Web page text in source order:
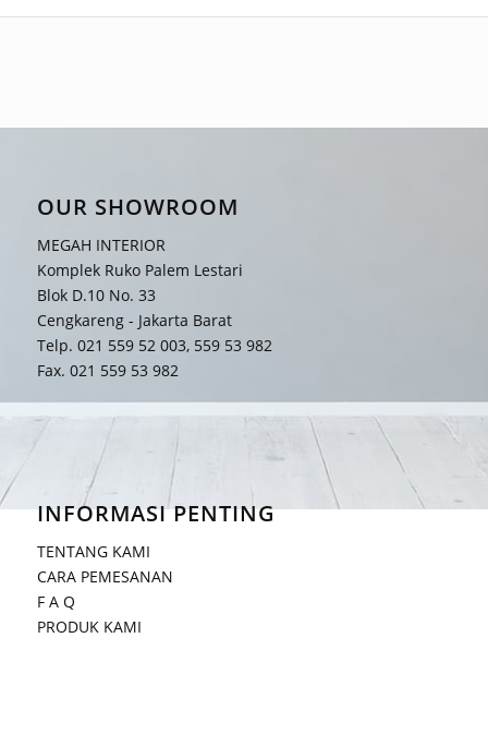
OUR SHOWROOM
MEGAH INTERIOR
Komplek Ruko Palem Lestari
Blok D.10 No. 33
Cengkareng - Jakarta Barat
Telp. 021 559 52 003, 559 53 982
Fax. 021 559 53 982
INFORMASI PENTING
TENTANG KAMI
CARA PEMESANAN
F A Q
PRODUK KAMI